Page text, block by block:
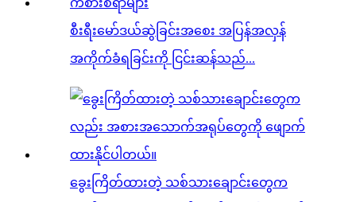
စီးရီးမော်ဒယ်ဆွဲခြင်းအစေး အပြန်အလှန်
အကိုက်ခံရခြင်းကို ငြင်းဆန်သည်...
ခွေးကြိတ်ထားတဲ့ သစ်သားချောင်းတွေက